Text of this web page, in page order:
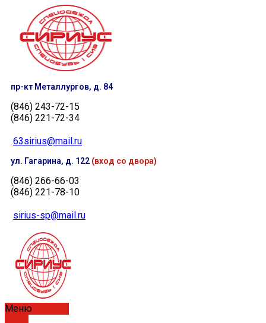
пр-кт Металлургов, д. 84
(846) 243-72-15
(846) 221-72-34
63sirius@mail.ru
ул. Гагарина, д. 122 (вход со двора)
(846) 266-66-03
(846) 221-78-10
sirius-sp@mail.ru
Меню